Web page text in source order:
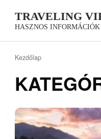
TRAVELING
HASZNOS
Kezdőlap